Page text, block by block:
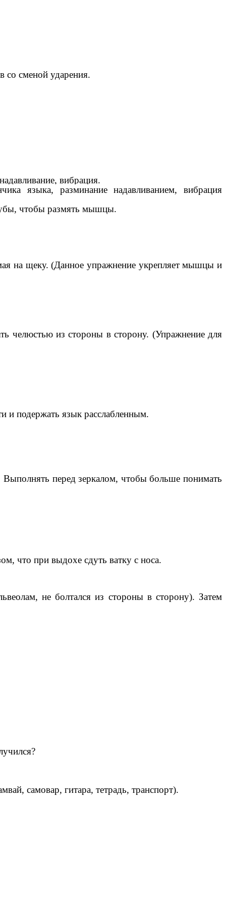
со сменой ударения.
вибрация.
языка, разминание надавливанием, вибрация
чтобы размять мышцы.
на щеку. (Данное упражнение укрепляет мышцы и
челюстью из стороны в сторону. (Упражнение для
и подержать язык расслабленным.
перед зеркалом, чтобы больше понимать
что при выдохе сдуть ватку с носа.
не болтался из стороны в сторону). Затем
самовар, гитара, тетрадь, транспорт).